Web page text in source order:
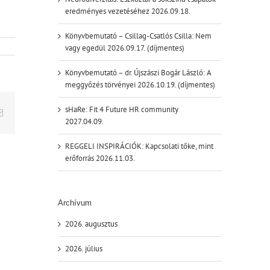
Email:
eredményes vezetéséhez 2026.09.18.
Könyvbemutató – Csillag-Csatlós Csilla: Nem
vagy egedül 2026.09.17. (díjmentes)
Könyvbemutató – dr. Újszászi Bogár László: A
meggyőzés törvényei 2026.10.19. (díjmentes)
sHaRe: Fit 4 Future HR community
2027.04.09.
REGGELI INSPIRÁCIÓK: Kapcsolati tőke, mint
erőforrás 2026.11.03.
Archívum
2026. augusztus
2026. július